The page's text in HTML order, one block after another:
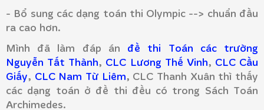
- Bổ sung các dạng toán thi Olympic --> chuẩn đầu
ra cao hơn.
Mình đã làm đáp án đề thi Toán các trường
Nguyễn Tất Thành, CLC Lương Thế Vinh, CLC Cầu
Giấy, CLC Nam Từ Liêm, CLC Thanh Xuân thì thấy
các dạng toán ở đề thi đều có trong Sách Toán
Archimedes.